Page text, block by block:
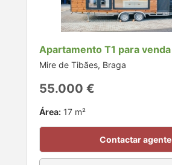
Apartamento T1 para venda
Mire de Tibães, Braga
55.000 €
Área: 17 m²
Contactar agente